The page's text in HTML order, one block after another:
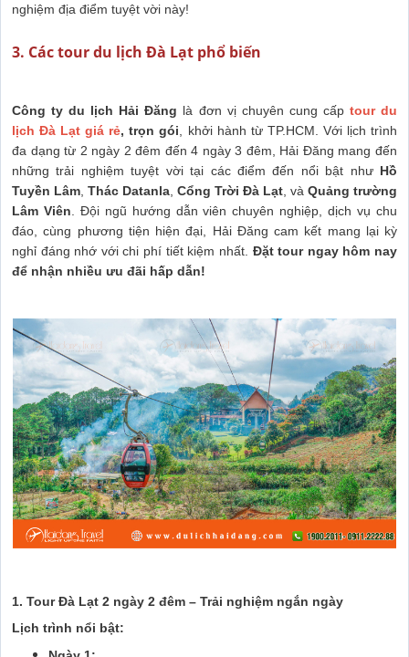
nghiệm địa điểm tuyệt vời này!
3. Các tour du lịch Đà Lạt phổ biến
Công ty du lịch Hải Đăng là đơn vị chuyên cung cấp tour du
lịch Đà Lạt giá rẻ, trọn gói , khởi hành từ TP.HCM. Với lịch trình
đa dạng từ 2 ngày 2 đêm đến 4 ngày 3 đêm, Hải Đăng mang đến
những trải nghiệm tuyệt vời tại các điểm đến nổi bật như Hồ
Tuyền Lâm Thác Datanla Cổng Trời Đà Lạt , và Quảng trường
Lâm Viên . Đội ngũ hướng dẫn viên chuyên nghiệp, dịch vụ chu
đáo, cùng phương tiện hiện đại, Hải Đăng cam kết mang lại kỳ
nghỉ đáng nhớ với chi phí tiết kiệm nhất. Đặt tour ngay hôm nay
để nhận nhiều ưu đãi hấp dẫn!
1. Tour Đà Lạt 2 ngày 2 đêm – Trải nghiệm ngắn ngày
Lịch trình nổi bật: